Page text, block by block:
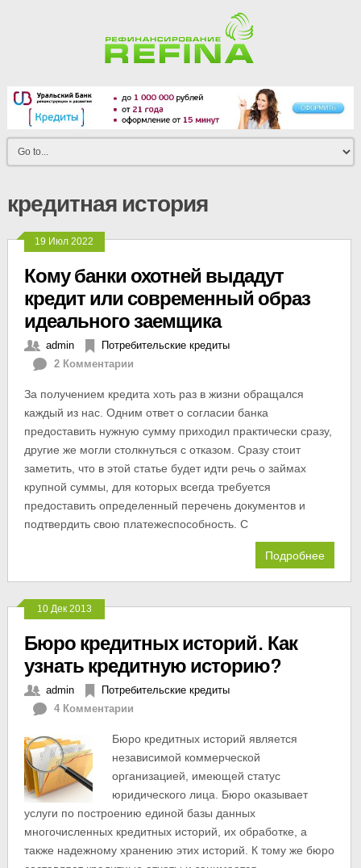
кредитная история
19 Июл 2022
Кому банки охотней выдадут
кредит или современный образ
идеального заемщика
admin
Потребительские кредиты
2 Комментарии
За получением кредита хоть раз в жизни обращался
каждый из нас. Одним ответ о согласии банка
предоставить нужную сумму приходил практически сразу,
другие же могли столкнуться с отказом. Сразу стоит
заметить, что в этой статье будет идти речь о займах
крупной суммы, для которых всегда требуется
предоставить определенный перечень документов и
подтвердить свою платежеспособность. С
Подробнее
10 Дек 2013
Бюро кредитных историй. Как
узнать кредитную историю?
admin
Потребительские кредиты
4 Комментарии
Бюро кредитных историй является
независимой коммерческой
организацией, имеющей статус
юридического лица. Бюро оказывает
услуги по построению единой базы данных
многочисленных кредитных историй, их обработке, а
также надежному хранению этих историй. К тому же бюро